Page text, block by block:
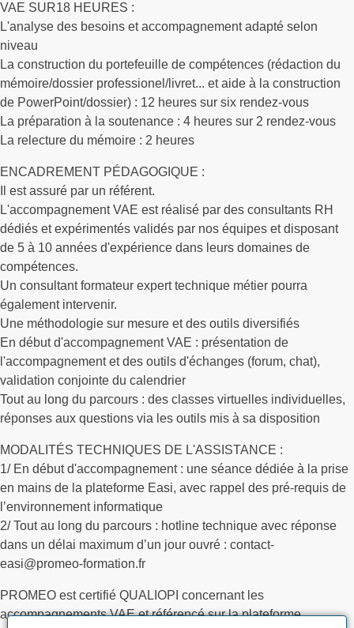
VAE SUR18 HEURES :
L'analyse des besoins et accompagnement adapté selon
niveau
La construction du portefeuille de compétences (rédaction du
mémoire/dossier professionel/livret... et aide à la construction
de PowerPoint/dossier) : 12 heures sur six rendez-vous
La préparation à la soutenance : 4 heures sur 2 rendez-vous
La relecture du mémoire : 2 heures
ENCADREMENT PÉDAGOGIQUE :
Il est assuré par un référent.
L'accompagnement VAE est réalisé par des consultants RH
dédiés et expérimentés validés par nos équipes et disposant
de 5 à 10 années d'expérience dans leurs domaines de
compétences.
Un consultant formateur expert technique métier pourra
également intervenir.
Une méthodologie sur mesure et des outils diversifiés
En début d'accompagnement VAE : présentation de
l'accompagnement et des outils d'échanges (forum, chat),
validation conjointe du calendrier
Tout au long du parcours : des classes virtuelles individuelles,
réponses aux questions via les outils mis à sa disposition
MODALITÉS TECHNIQUES DE L'ASSISTANCE :
1/ En début d'accompagnement : une séance dédiée à la prise
en mains de la plateforme Easi, avec rappel des pré-requis de
l’environnement informatique
2/ Tout au long du parcours : hotline technique avec réponse
dans un délai maximum d’un jour ouvré : contact-
easi@promeo-formation.fr
PROMEO est certifié QUALIOPI concernant les
accompagnements VAE et référencé sur la plateforme